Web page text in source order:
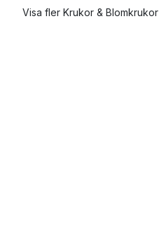
Visa fler Krukor & Blomkrukor